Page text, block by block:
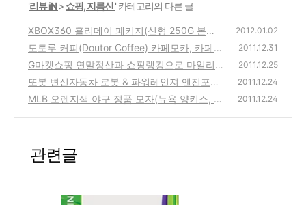
'리뷰 iN> 쇼핑, 지름신' 카테고리의 다른 글
XBOX360 홀리데이 패키지(신형 250G 본체,
키넥트센서, 게임2종, 라이브3개월) 인터넷으
로 구입(최저가 사이트)
(2)
2012.01.02
도토루 커피(Doutor Coffee) 카페모카, 카페라
떼-편의점에서 구입한 음료 시음기
(0)
2011.12.31
G마켓쇼핑 연말정산과 쇼핑랭킹으로 마일리
지, 무료쿠폰, 다양한 이벤트에 참여하세요!
2011.12.25
또봇 변신자동차 로봇 & 파워레인져 엔진포스
& 트렌스포머 시리즈 어린이 장난감선물 비교
2011.12.24
MLB 오렌지색 야구 정품 모자(뉴욕 양키스, 보
2011.12.24
관련글